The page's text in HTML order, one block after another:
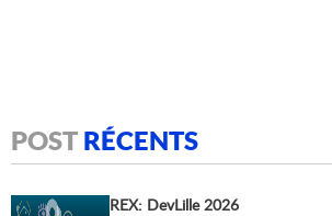
POST RÉCENTS
REX: DevLille 2026